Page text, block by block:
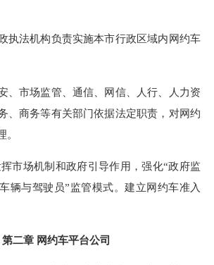
法机构负责实施本市行政区域内网约车
市场监管、通信、网信、人行、人力资
、商务等有关部门依据法定职责，对网约
场机制和政府引导作用，强化“政府监
辆与驾驶员”监管模式。建立网约车准入
第二章 网约车平台公司